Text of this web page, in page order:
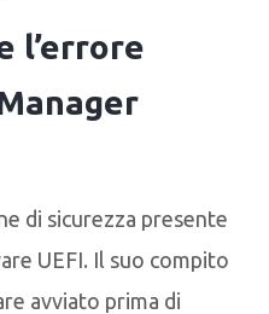
l’errore
di sicurezza presente
UEFI. Il suo compito
avviato prima di